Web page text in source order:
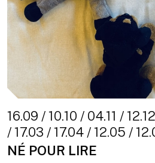
16.09 / 10.10 / 04.11 /
/ 17.03 / 17.04 / 12.05 /
NÉ POUR LIRE